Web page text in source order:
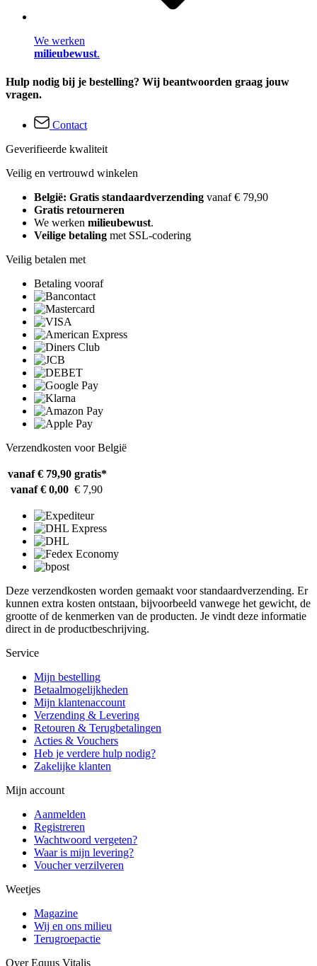
We werken
milieubewust.
Hulp nodig bij je bestelling? Wij beantwoorden graag jouw
vragen.
Contact
Geverifieerde kwaliteit
Veilig en vertrouwd winkelen
België: Gratis standaardverzending vanaf € 79,90
Gratis retourneren
We werken milieubewust.
Veilige betaling met SSL-codering
Veilig betalen met
Betaling vooraf
Verzendkosten voor België
vanaf € 79,90 gratis*
vanaf € 0,00 € 7,90
Deze verzendkosten worden gemaakt voor standaardverzending. Er
kunnen extra kosten ontstaan, bijvoorbeeld vanwege het gewicht, de
grootte of de kenmerken van de producten. Je vindt deze informatie
direct in de productbeschrijving.
Service
Mijn bestelling
Betaalmogelijkheden
Mijn klantenaccount
Verzending & Levering
Retouren & Terugbetalingen
Acties & Vouchers
Heb je verdere hulp nodig?
Zakelijke klanten
Mijn account
Aanmelden
Registreren
Wachtwoord vergeten?
Waar is mijn levering?
Voucher verzilveren
Weetjes
Magazine
Wij en ons milieu
Terugroepactie
Over Equus Vitalis